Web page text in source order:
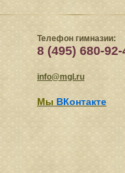
Телефон гимназии:
8 (495) 680-92-
info@mgl.ru
Мы ВКонтакте